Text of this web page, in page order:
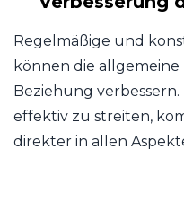
Regelmäßige und
können die
Beziehung
effektiv zu streiten,
direkter in allen